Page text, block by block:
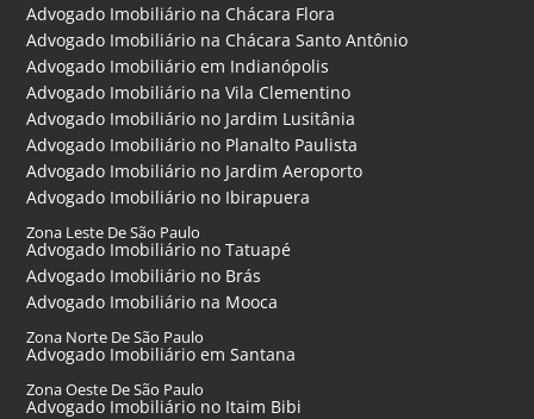
Advogado Imobiliário na Chácara Flora
Advogado Imobiliário na Chácara Santo Antônio
Advogado Imobiliário em Indianópolis
Advogado Imobiliário na Vila Clementino
Advogado Imobiliário no Jardim Lusitânia
Advogado Imobiliário no Planalto Paulista
Advogado Imobiliário no Jardim Aeroporto
Advogado Imobiliário no Ibirapuera
Zona Leste De São Paulo
Advogado Imobiliário no Tatuapé
Advogado Imobiliário no Brás
Advogado Imobiliário na Mooca
Zona Norte De São Paulo
Advogado Imobiliário em Santana
Zona Oeste De São Paulo
Advogado Imobiliário no Itaim Bibi